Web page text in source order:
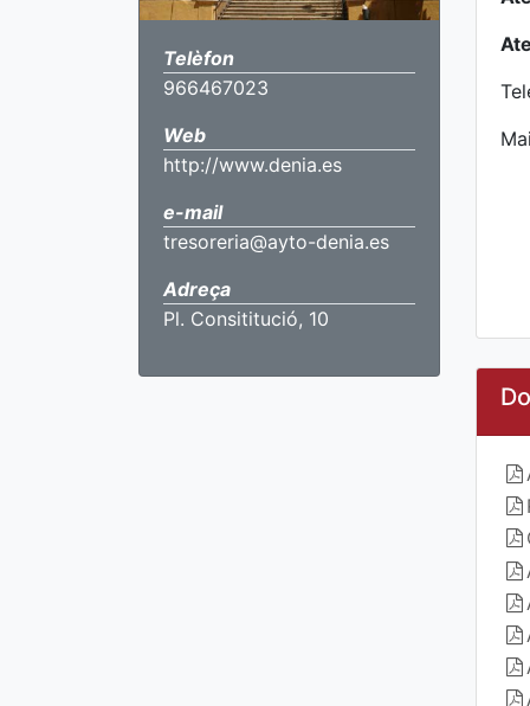
Telèfon
966467023
Web
http://www.denia.es
e-mail
tresoreria@ayto-denia.es
Adreça
Pl. Consititució, 10